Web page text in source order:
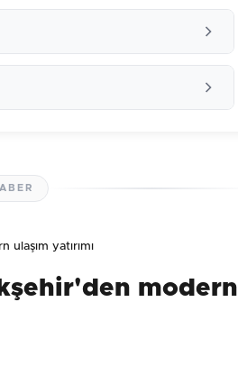
Gönder
ulaşım yatırımı
modern